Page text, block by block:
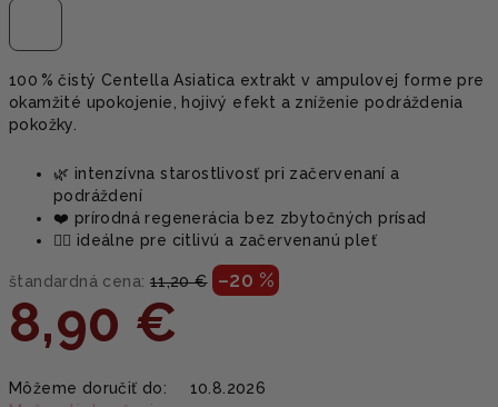
100 % čistý Centella Asiatica extrakt v ampulovej forme pre
okamžité upokojenie, hojivý efekt a zníženie podráždenia
pokožky.
🌿 intenzívna starostlivosť pri začervenaní a
podráždení
❤️ prírodná regenerácia bez zbytočných prísad
🧘‍♀️ ideálne pre citlivú a začervenanú pleť
štandardná cena: 11,20 € –20 %
8,90 €
cena:
Môžeme doručiť do:
10.8.2026